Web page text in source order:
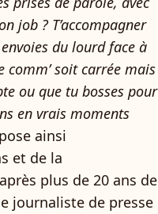
job ? T’accompagner
du lourd face à
comm’ soit carrée mais
ou que tu bosses pour
en vrais moments
ainsi
et de la
plus de 20 ans de
journaliste de presse